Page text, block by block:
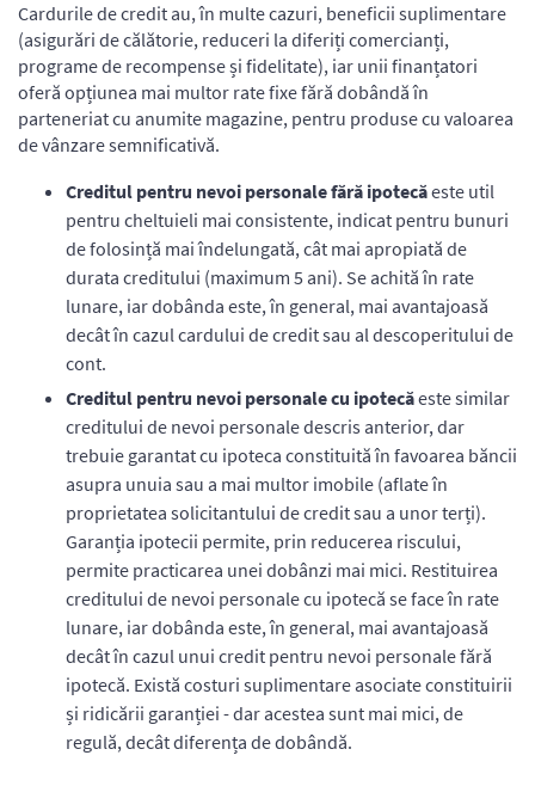
Cardurile de credit au, în multe cazuri, beneficii suplimentare
(asigurări de călătorie, reduceri la diferiți comercianți,
programe de recompense și fidelitate), iar unii finanțatori
oferă opțiunea mai multor rate fixe fără dobândă în
parteneriat cu anumite magazine, pentru produse cu valoarea
de vânzare semnificativă.
Creditul pentru nevoi personale fără ipotecăeste util
pentru cheltuieli mai consistente, indicat pentru bunuri
de folosință mai îndelungată, cât mai apropiată de
durata creditului (maximum 5 ani). Se achită în rate
lunare, iar dobânda este, în general, mai avantajoasă
decât în cazul cardului de credit sau al descoperitului de
cont.
Creditul pentru nevoi personale cu ipotecăeste similar
creditului de nevoi personale descris anterior, dar
trebuie garantat cu ipoteca constituită în favoarea băncii
asupra unuia sau a mai multor imobile (aflate în
proprietatea solicitantului de credit sau a unor terți).
Garanția ipotecii permite, prin reducerea riscului,
permite practicarea unei dobânzi mai mici. Restituirea
creditului de nevoi personale cu ipotecă se face în rate
lunare, iar dobânda este, în general, mai avantajoasă
decât în cazul unui credit pentru nevoi personale fără
ipotecă. Există costuri suplimentare asociate constituirii
și ridicării garanției - dar acestea sunt mai mici, de
regulă, decât diferența de dobândă.